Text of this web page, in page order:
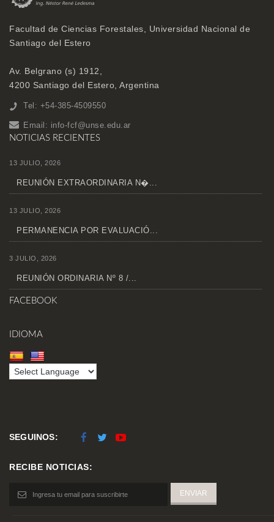
Facultad de Ciencias Forestales, Universidad Nacional de
Santiago del Estero
Av. Belgrano (s) 1912,
4200 Santiago del Estero, Argentina
Tel: +54-385-4509550
Email: info-fcf@unse.edu.ar
NOTICIAS RECIENTES
13 JULIO, 2026
REUNIÓN EXTRAORDINARIA N�...
13 JULIO, 2026
PERMANENCIA POR EVALUACIÓ...
3 JULIO, 2026
REUNIÓN ORDINARIA Nº 8 /...
FACEBOOK
IDIOMA
SEGUINOS:
RECIBE NOTICIAS: